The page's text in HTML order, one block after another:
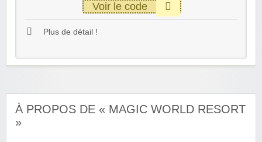
Voir le code
Plus de détail !
À PROPOS DE « MAGIC WORLD RESORT
»